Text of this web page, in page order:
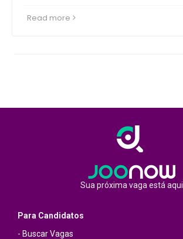
Read more
Sua próxima vaga está aqui
Para Candidatos
- Buscar Vagas